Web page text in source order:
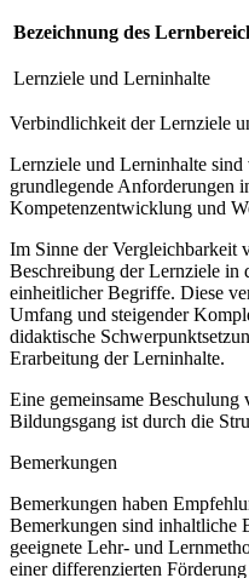
Bezeichnung des
Lernziele und Lerninhalte
Verbindlichkeit der Lernziele
Lernziele und Lerninhalte
grundlegende Anforderungen
Kompetenzentwicklung und
Im Sinne der Vergleichbarkeit
Beschreibung der Lernziele in
einheitlicher Begriffe. Diese
Umfang und steigender
didaktische
Erarbeitung der Lerninhalte.
Eine gemeinsame
Bildungsgang ist durch die
Bemerkungen
Bemerkungen haben
Bemerkungen sind inhaltliche
geeignete Lehr- und
einer differenzierten